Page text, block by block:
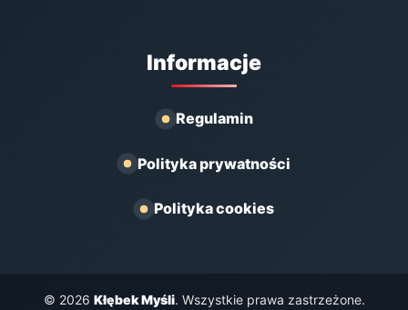
Informacje
Regulamin
Polityka prywatności
Polityka cookies
© 2026 Kłębek Myśli. Wszystkie prawa zastrzeżone.